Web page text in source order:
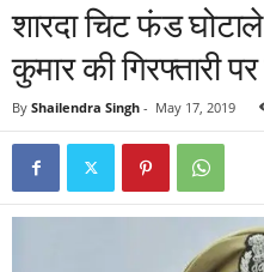
शारदा चिट फंड
कुमार की गिरफ्तारी
By Shailendra Singh - May 17, 2019